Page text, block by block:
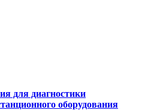
для диагностики
оборудования